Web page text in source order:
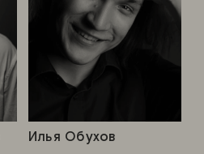
Илья Обухов